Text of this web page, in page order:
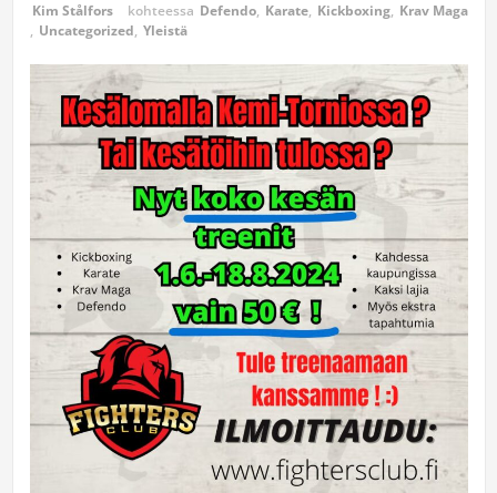
Kim Stålfors kohteessa Defendo, Karate, Kickboxing, Krav Maga
, Uncategorized, Yleistä